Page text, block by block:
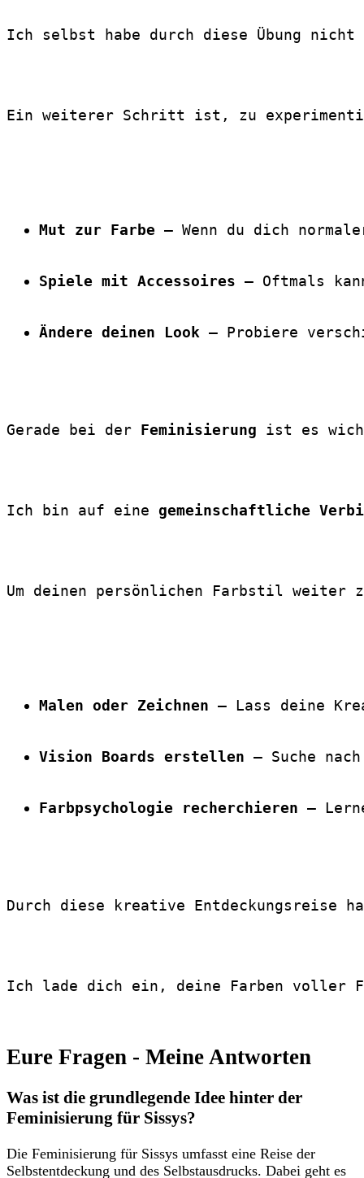
Ich selbst habe durch diese Übung
Ein weiterer Schritt ist, zu
Mut zur Farbe – Wenn du dich
Spiele mit Accessoires – Oftmals
Ändere deinen Look – Probiere
Gerade bei der Feminisierung ist es
Ich bin auf eine gemeinschaftliche
Um deinen persönlichen Farbstil
Malen oder Zeichnen – Lass deine
Vision Boards erstellen – Suche
Farbpsychologie recherchieren –
Durch diese kreative
Ich lade dich ein, deine Farben voller
Eure Fragen ⁢- Meine Antworten
Was ist die ​grundlegende Idee hinter der
Feminisierung für Sissys?
Die ⁤Feminisierung für ‍Sissys umfasst eine Reise der
Selbstentdeckung und des Selbstausdrucks. Dabei geht es